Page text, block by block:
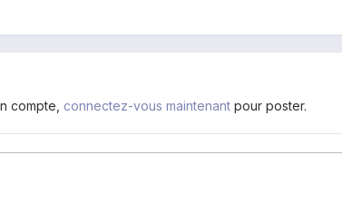
compte, connectez-vous maintenant pour poster.